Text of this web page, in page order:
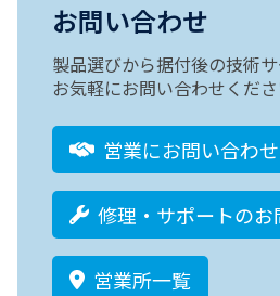
お問い合わせ
製品選びから据付後の技術
お気軽にお問い合わせくださ
営業にお問い合わせ
修理・サポートのお
営業所一覧